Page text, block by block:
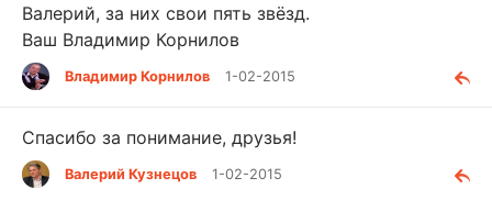
Валерий, за них свои пять звёзд.
Ваш Владимир Корнилов
Владимир Корнилов 1-02-2015
Спасибо за понимание, друзья!
Валерий Кузнецов 1-02-2015